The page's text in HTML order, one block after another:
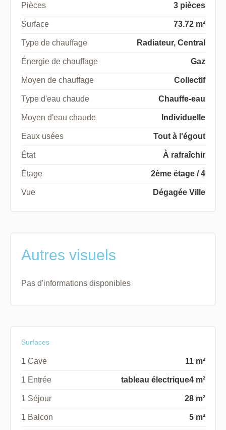
Pièces 3 pièces
Surface 73.72 m²
Type de chauffage Radiateur, Central
Énergie de chauffage Gaz
Moyen de chauffage Collectif
Type d'eau chaude Chauffe-eau
Moyen d'eau chaude Individuelle
Eaux usées Tout à l'égout
État À rafraîchir
Étage 2ème étage / 4
Vue Dégagée Ville
Autres visuels
Pas d'informations disponibles
Surfaces
1 Cave 11 m²
1 Entrée 4 m²
tableau électrique
1 Séjour 28 m²
1 Balcon 5 m²